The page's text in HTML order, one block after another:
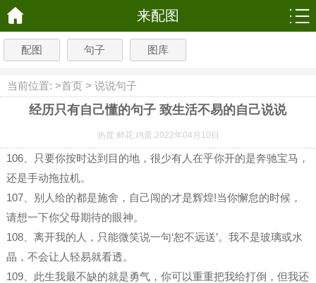
来配图
配图 句子 图库
当前位置: >首页 > 说说句子
经历只有自己懂的句子 致生活不易的自己说说
热度:鲜花:鸡蛋:2022年04月10日
106、只要你按时达到目的地，很少有人在乎你开的是奔驰宝马，
还是手动拖拉机。
107、别人给的都是施舍，自己闯的才是辉煌!当你懈怠的时候，
请想一下你父母期待的眼神。
108、离开我的人，只能微笑说一句‘恕不远送’。我不是玻璃或水
晶，不会让人轻易就看透。
109、此生我最不缺的就是勇气，你可以重重把我给打倒，但我还